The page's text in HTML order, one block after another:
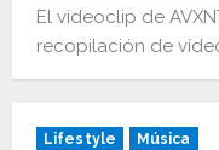
El videoclip de
recopilación de
Lifestyle Música